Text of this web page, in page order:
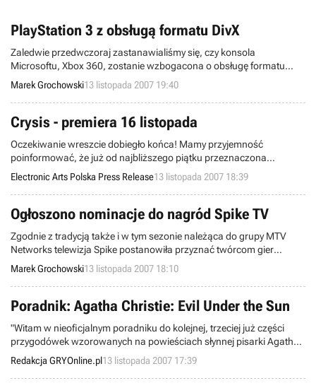
PlayStation 3 z obsługą formatu DivX
Zaledwie przedwczoraj zastanawialiśmy się, czy konsola
Microsoftu, Xbox 360, zostanie wzbogacona o obsługę formatu
DivX, gdy tymczasem twórcy popularnej metody kompresji filmów
ogłosili, że ich technologia zostanie zaimplementowana w
konkurencyjnym next-genie PlayStation 3. Tym samym posiadacze
urządzeń ze stajni Sony będą mogli cieszyć się zwiększoną
funkcjonalnością swego sprzętu od razu po pobr
Marek Grochowski13 listopada 2007 19:40
Crysis - premiera 16 listopada
Oczekiwanie wreszcie dobiegło końca! Mamy przyjemność
poinformować, że już od najbliższego piątku przeznaczona
wyłącznie na komputery PC gra Crysis będzie do nabycia w sklepach
na terenie naszego kraju. Ukaże się w polskiej, kinowej wersji
językowej.
Electronic Arts Polska Press Release13 listopada 2007 18:39
Ogłoszono nominacje do nagród Spike TV
Zgodnie z tradycją także i w tym sezonie należąca do grupy MTV
Networks telewizja Spike postanowiła przyznać twórcom gier
komputerowych nagrody Video Game Awards. Wspomniana spółka
ogłosiła właśnie wyłonioną przez branżowych dziennikarzy listę
tytułów wydanych pomiędzy 16 listopada 2006 a 1 grudnia 2007 i
mających szansę na otrzymanie trofeów za bieżący rok.
Marek Grochowski13 listopada 2007 18:10
Poradnik: Agatha Christie: Evil Under the Sun
"Witam w nieoficjalnym poradniku do kolejnej, trzeciej już części
przygodówek wzorowanych na powieściach słynnej pisarki Agathy
Christie. Evil Under the Sun, bo o nim mowa to gra z perspektywy
trzeciej osoby. Głównym bohaterem jest słynny detektyw Herkules
Poirot, który tym razem musi rozwiązać zagadkę śmierci pięknej
Redakcja GRYOnline.pl13 listopada 2007 17:39